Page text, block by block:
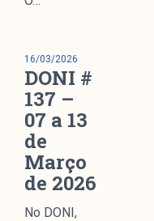
16/03/2026
DONI #
137 –
07 a 13
de
Março
de 2026
No DONI,